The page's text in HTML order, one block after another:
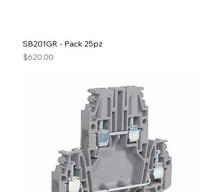
SB201GR - Pack 25pz
Precio
$620.00